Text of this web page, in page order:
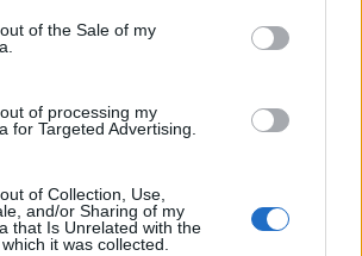
of the Sale of my
of processing my
for Targeted Advertising.
of Collection, Use,
and/or Sharing of my
that Is Unrelated with the
it was collected.
των
το
και τη
της